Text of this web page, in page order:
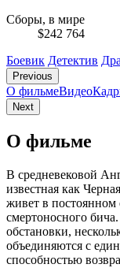
Сборы, в мире
$242 764
Боевик Детектив
Previous
О фильмеВидео
Next
О фильме
В средневековой
известная как
живет в постоянном
смертоносного
обстановки,
объединяются с
способностью